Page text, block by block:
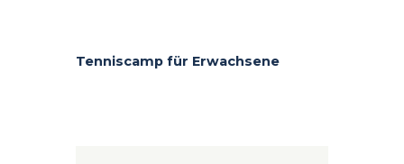
Tenniscamp für Erwachsene